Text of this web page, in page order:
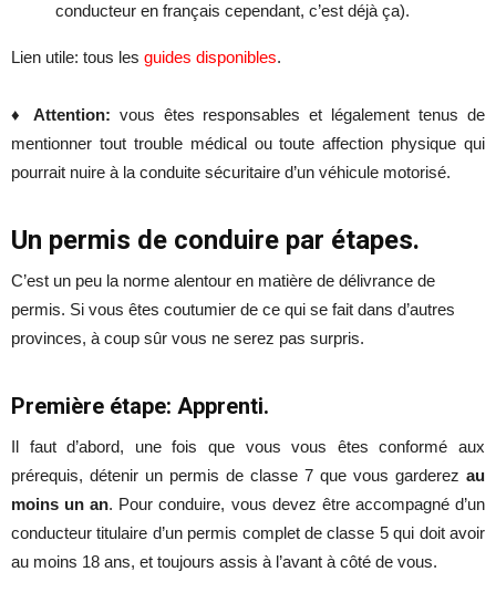
conducteur en français cependant, c’est déjà ça).
Lien utile: tous les guides disponibles.
♦ Attention: vous êtes responsables et légalement tenus de
mentionner tout trouble médical ou toute affection physique qui
pourrait nuire à la conduite sécuritaire d’un véhicule motorisé.
Un permis de conduire par étapes.
C’est un peu la norme alentour en matière de délivrance de
permis. Si vous êtes coutumier de ce qui se fait dans d’autres
provinces, à coup sûr vous ne serez pas surpris.
Première étape: Apprenti.
Il faut d’abord, une fois que vous vous êtes conformé aux
prérequis, détenir un permis de classe 7 que vous garderez au
moins un an. Pour conduire, vous devez être accompagné d’un
conducteur titulaire d’un permis complet de classe 5 qui doit avoir
au moins 18 ans, et toujours assis à l’avant à côté de vous.